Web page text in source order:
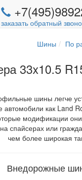
заказать обратный
Шины По
33x10.5
шины легче
автомобили как Land
модификации
спайсерах или
чем более широкая
Внедорожные